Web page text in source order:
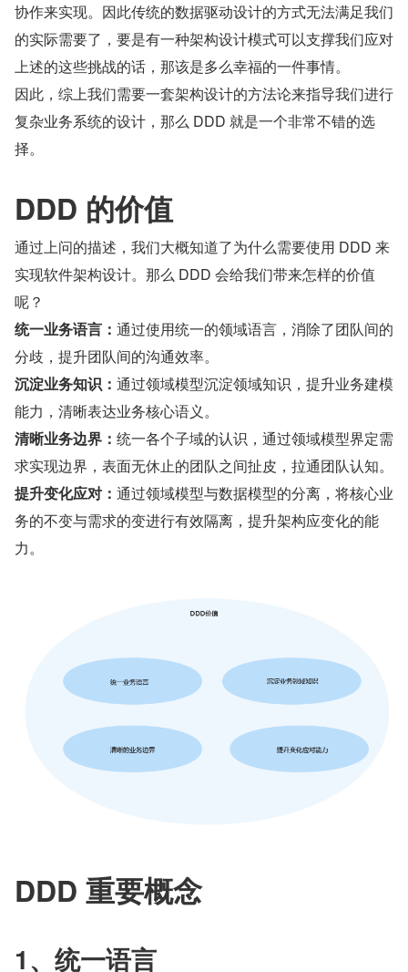
协作来实现。因此传统的数据驱动设计的方式无法满足我们
的实际需要了，要是有一种架构设计模式可以支撑我们应对
上述的这些挑战的话，那该是多么幸福的一件事情。
因此，综上我们需要一套架构设计的方法论来指导我们进行
复杂业务系统的设计，那么 DDD 就是一个非常不错的选
择。
DDD 的价值
通过上问的描述，我们大概知道了为什么需要使用 DDD 来
实现软件架构设计。那么 DDD 会给我们带来怎样的价值
呢？
统一业务语言： 通过使用统一的领域语言，消除了团队间的
分歧，提升团队间的沟通效率。
沉淀业务知识： 通过领域模型沉淀领域知识，提升业务建模
能力，清晰表达业务核心语义。
清晰业务边界： 统一各个子域的认识，通过领域模型界定需
求实现边界，表面无休止的团队之间扯皮，拉通团队认知。
提升变化应对： 通过领域模型与数据模型的分离，将核心业
务的不变与需求的变进行有效隔离，提升架构应变化的能
力。
DDD 重要概念
1、统一语言